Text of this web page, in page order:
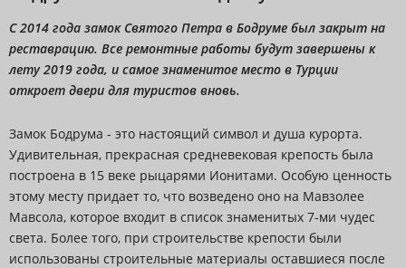
С 2014 года замок Святого Петра в Бодруме был закрыт на
реставрацию. Все ремонтные работы будут завершены к
лету 2019 года, и самое знаменитое место в Турции
откроет двери для туристов вновь.
Замок Бодрума - это настоящий символ и душа курорта.
Удивительная, прекрасная средневековая крепость была
построена в 15 веке рыцарями Ионитами. Особую ценность
этому месту придает то, что возведено оно на Мавзолее
Мавсола, которое входит в список знаменитых 7-ми чудес
света. Более того, при строительстве крепости были
использованы строительные материалы оставшиеся после